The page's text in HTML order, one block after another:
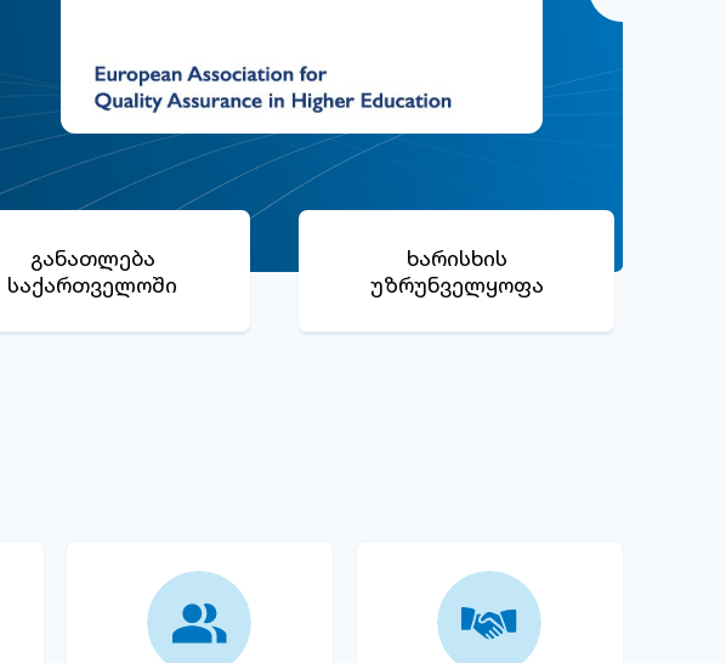
განათლება
საქართველოში
ხარისხის
უზრუნველყოფა